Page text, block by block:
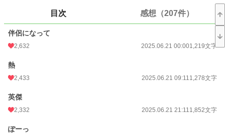
皆さまの応援のおかげで『もふもふ獣人に転生したら、最愛の推しに溺愛されて
小説
BL
お気に入り
24h.ポイント
目次 感想（207件）
伴侶になって
2,632 2025.06.21 00:001,219文字
熱
2,433 2025.06.21 09:111,278文字
英傑
2,332 2025.06.21 21:111,852文字
ぽーっ